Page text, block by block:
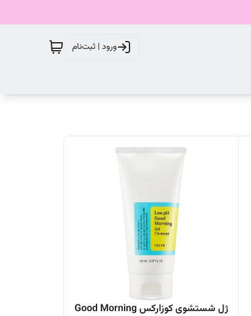
ورود | ثبت‌نام
ژل شستشوی کوزارکس Good Morning